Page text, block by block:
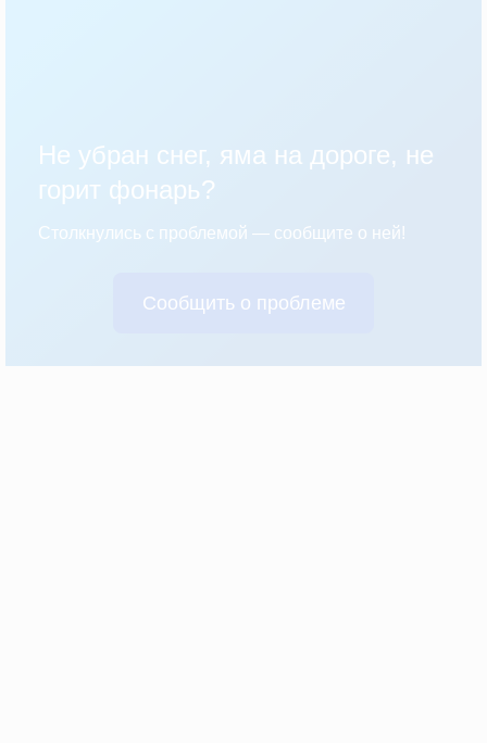
Не убран снег, яма на дороге, не
горит фонарь?
Столкнулись с проблемой — сообщите о ней!
Сообщить о проблеме